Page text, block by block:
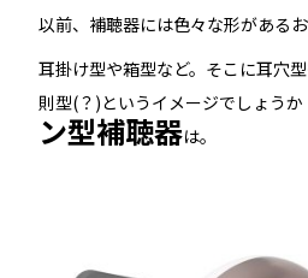
以前、補聴器には色々な形があるお
耳掛け型や箱型など。そこに耳穴
則型(？)というイメージでしょうか
ン型補聴器は。